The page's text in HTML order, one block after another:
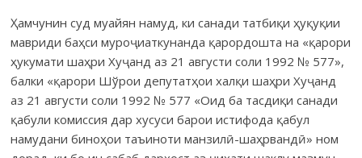
Ҳамчунин суд муайян намуд, ки санади татбиқи ҳуқуқии
мавриди баҳси муроҷиаткунанда қарордошта на «қарори
ҳукумати шаҳри Хуҷанд аз 21 августи соли 1992 № 577»,
балки «қарори Шўрои депутатҳои халқи шаҳри Хуҷанд
аз 21 августи соли 1992 № 577 «Оид ба тасдиқи санади
қабули комиссия дар хусуси барои истифода қабул
намудани биноҳои таъиноти манзилӣ-шаҳрвандӣ» ном